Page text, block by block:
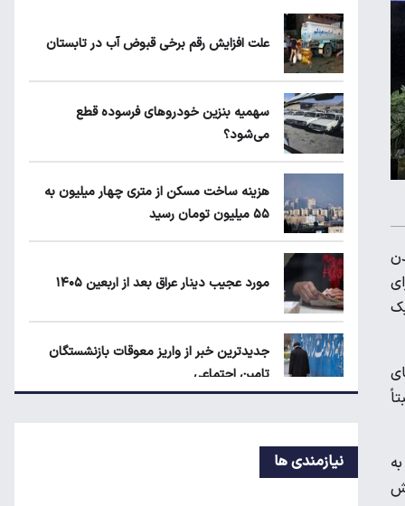
یک
مورد عجیب دینار عراق بعد از اربعین ۱۴۰۵
۱۴۰۵
شنبه ۱۷ مرداد ۱۴۰۵
علت افزایش رقم برخی قبوض آب در تابستان
سهمیه بنزین خودروهای فرسوده قطع
می‌شود؟
هزینه ساخت مسکن از متری چهار میلیون به
۵۵ میلیون تومان رسید
مورد عجیب دینار عراق بعد از اربعین ۱۴۰۵
جدیدترین خبر از واریز معوقات بازنشستگان
تامین اجتماعی
رکوردشکنی دوباره بورس
نیازمندی ها